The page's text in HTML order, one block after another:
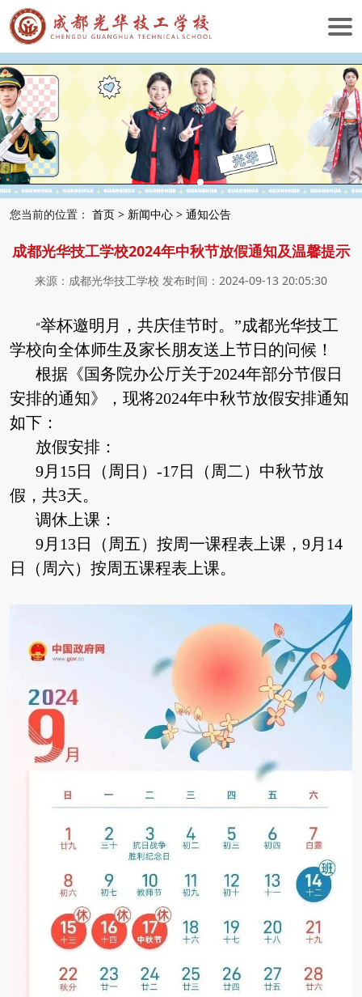
您当前的位置： 首页 > 新闻中心 > 通知公告
成都光华技工学校2024年中秋节放假通知及温馨提示
来源：成都光华技工学校 发布时间：2024-09-13 20:05:30
“举杯邀明月，共庆佳节时。”成都光华技工
学校向全体师生及家长朋友送上节日的问候！
根据《国务院办公厅关于2024年部分节假日
安排的通知》，现将2024年中秋节放假安排通知
如下：
放假安排：
9月15日（周日）-17日（周二）中秋节放
假，共3天。
调休上课：
9月13日（周五）按周一课程表上课，9月14
日（周六）按周五课程表上课。